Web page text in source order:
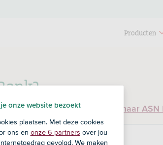
klant bij RegioBank? Ga dan naar ASN
Producten
onze website bezoekt
plaatsen. Met deze cookies
ons en onze 6 partners over jou
gevolgd. We maken